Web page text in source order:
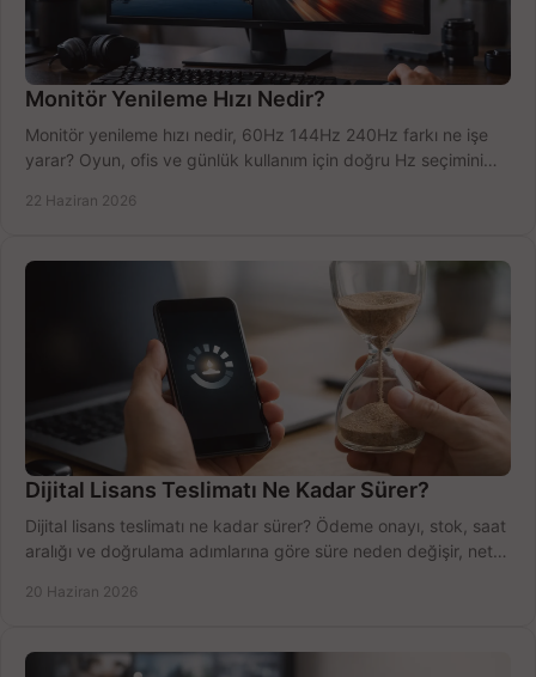
Monitör Yenileme Hızı Nedir?
Monitör yenileme hızı nedir, 60Hz 144Hz 240Hz farkı ne işe
yarar? Oyun, ofis ve günlük kullanım için doğru Hz seçimini
22 Haziran 2026
Dijital Lisans Teslimatı Ne Kadar Sürer?
Dijital lisans teslimatı ne kadar sürer? Ödeme onayı, stok, saat
aralığı ve doğrulama adımlarına göre süre neden değişir, net
20 Haziran 2026